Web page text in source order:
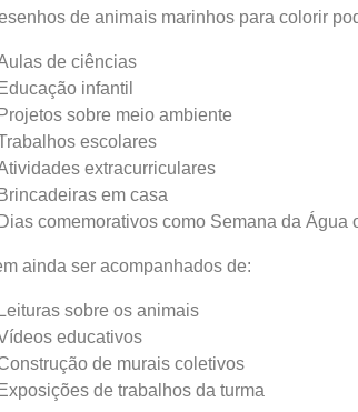
de animais marinhos para colorir
de ciências
Educação infantil
Projetos sobre meio ambiente
escolares
extracurriculares
Brincadeiras em casa
Dias comemorativos como Semana da Água
ainda ser acompanhados de:
Leituras sobre os animais
educativos
de murais coletivos
Exposições de trabalhos da turma